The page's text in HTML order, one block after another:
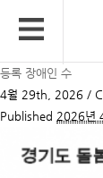
등록 장애인 수
4월 29th, 2026 /
Published 2026년